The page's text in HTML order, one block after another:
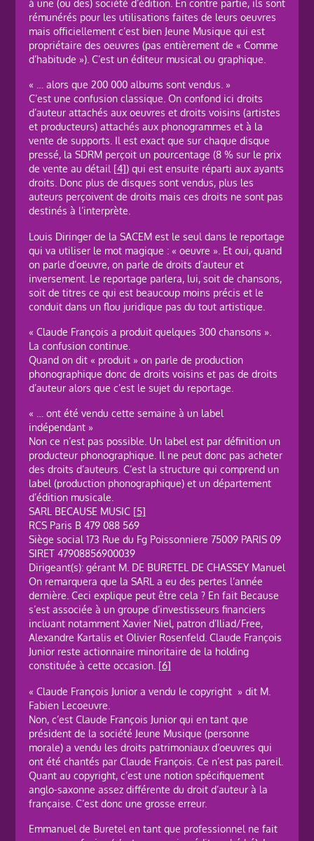
à une (ou des) société d’édition. En contre partie, ils sont
rémunérés pour les utilisations faites de leurs oeuvres
mais officiellement c’est bien Jeune Musique qui est
propriétaire des oeuvres (pas entièrement de « Comme
d’habitude »). C’est un éditeur musical ou graphique.
« … alors que 200 000 albums sont vendus. »
C’est une confusion classique. On confond ici droits
d’auteur attachés aux oeuvres et droits voisins (artistes
et producteurs) attachés aux phonogrammes et à la
vente de supports. Il est exact que sur chaque disque
pressé, la SDRM perçoit un pourcentage (8 % sur le prix
de vente au détail [4]) qui est ensuite réparti aux ayants
droits. Donc plus de disques sont vendus, plus les
auteurs perçoivent de droits mais ces droits ne sont pas
destinés à l’interprète.
Louis Diringer de la SACEM est le seul dans le reportage
qui va utiliser le mot magique : « oeuvre ». Et oui, quand
on parle d’oeuvre, on parle de droits d’auteur et
inversement. Le reportage parlera, lui, soit de chansons,
soit de titres ce qui est beaucoup moins précis et le
conduit dans un flou juridique pas du tout artistique.
« Claude François a produit quelques 300 chansons ».
La confusion continue.
Quand on dit « produit » on parle de production
phonographique donc de droits voisins et pas de droits
d’auteur alors que c’est le sujet du reportage.
« … ont été vendu cette semaine à un label
indépendant »
Non ce n’est pas possible. Un label est par définition un
producteur phonographique. Il ne peut donc pas acheter
des droits d’auteurs. C’est la structure qui comprend un
label (production phonographique) et un département
d’édition musicale.
SARL BECAUSE MUSIC [5]
RCS Paris B 479 088 569
Siège social 173 Rue du Fg Poissonniere 75009 PARIS 09
SIRET 47908856900039
Dirigeant(s): gérant M. DE BURETEL DE CHASSEY Manuel
On remarquera que la SARL a eu des pertes l’année
dernière. Ceci explique peut être cela ? En fait Because
s’est associée à un groupe d’investisseurs financiers
incluant notamment Xavier Niel, patron d’Iliad/Free,
Alexandre Kartalis et Olivier Rosenfeld. Claude François
Junior reste actionnaire minoritaire de la holding
constituée à cette occasion. [6]
« Claude François Junior a vendu le copyright » dit M.
Fabien Lecoeuvre.
Non, c’est Claude François Junior qui en tant que
président de la société Jeune Musique (personne
morale) a vendu les droits patrimoniaux d’oeuvres qui
ont été chantés par Claude François. Ce n’est pas pareil.
Quant au copyright, c’est une notion spécifiquement
anglo-saxonne assez différente du droit d’auteur à la
française. C’est donc une grosse erreur.
Emmanuel de Buretel en tant que professionnel ne fait